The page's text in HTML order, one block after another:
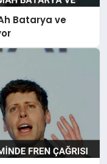
Batarya ve